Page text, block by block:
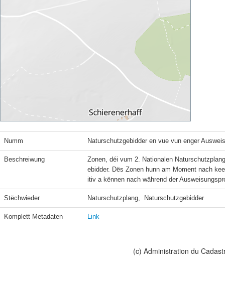
Numm Naturschutzgebidder en vue vun enger
Beschreiwung
Zonen, déi vum 2. Nationalen
ebidder. Dës Zonen hunn am Moment nach
itiv a kënnen nach während der
Stëchwieder Naturschutzplang,  Naturschutzgebidder
Komplett Metadaten Link
(c) Administration du